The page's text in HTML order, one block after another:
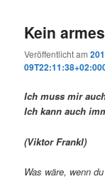
Kein
Veröffentlicht am
Ich muss mir
Ich kann auch
(Viktor Frankl)
Was wäre, wenn